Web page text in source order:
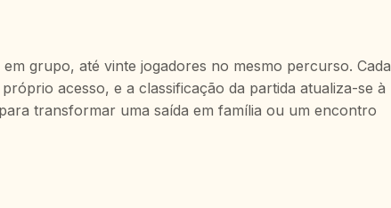
grupo, até vinte jogadores no mesmo percurso. Cada
acesso, e a classificação da partida atualiza-se à
transformar uma saída em família ou um encontro